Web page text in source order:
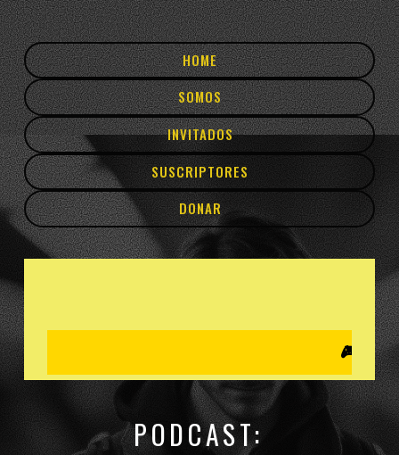
HOME
SOMOS
INVITADOS
SUSCRIPTORES
DONAR
🎮
PODCAST: